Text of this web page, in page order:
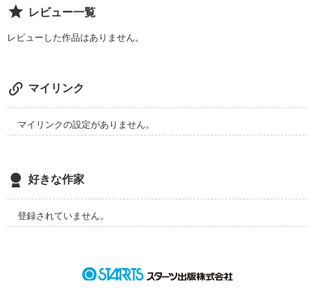
方程式！
それは一人では奏でられない
アンタの中にいる私を信じて！
星空を見つめながら
１５の夜
    『THE NIGHT』
－－－
映し返すのは…
…きっと…
「貴方の人生の物語」
※この物語は、主人公が１５歳の心の葛藤を『落書き』にぶつ
レビュー一覧
レビューした作品はありません。
マイリンク
マイリンクの設定がありません。
好きな作家
登録されていません。